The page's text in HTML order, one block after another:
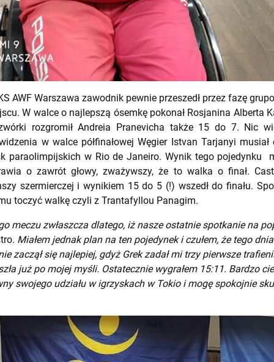
AWF Warszawa zawodnik pewnie przeszedł przez fazę
W walce o najlepszą ósemkę pokonał Rosjanina Alberta
rozgromił Andreia Pranevicha także 15 do 7. Nic
w walce półfinałowej Węgier Istvan Tarjanyi
paraolimpijskich w Rio de Janeiro. Wynik tego pojedynku
o zawrót głowy, zważywszy, że to walka o finał.
szermierczej i wynikiem 15 do 5 (!) wszedł do finału.
toczyć walkę czyli z Trantafyllou Panagim.
meczu zwłaszcza dlatego, iż nasze ostatnie spotkanie na
. Miałem jednak plan na ten pojedynek i czułem, że tego
zaczął się najlepiej, gdyż Grek zadał mi trzy pierwsze
już po mojej myśli. Ostatecznie wygrałem 15:11. Bardzo
swojego udziału w igrzyskach w Tokio i mogę spokojnie